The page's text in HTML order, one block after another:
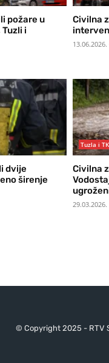
požare u
i
Civilna
dvije
širenje
Tuzla i TK
Civilna
29.03.2026.
© Copyright 2025 - RTV